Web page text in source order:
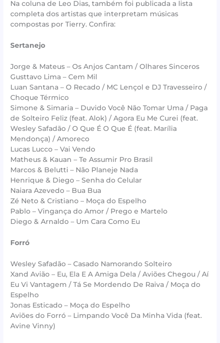
Na coluna de Leo Dias, também foi publicada a lista
completa dos artistas que interpretam músicas
compostas por Tierry. Confira:
Sertanejo
Jorge & Mateus – Os Anjos Cantam / Olhares Sinceros
Gusttavo Lima – Cem Mil
Luan Santana – O Recado / MC Lençol e DJ Travesseiro /
Choque Térmico
Simone & Simaria – Duvido Você Não Tomar Uma / Paga
de Solteiro Feliz (feat. Alok) / Agora Eu Me Curei (feat.
Wesley Safadão / O Que É O Que É (feat. Marília
Mendonça) / Amoreco
Lucas Lucco – Vai Vendo
Matheus & Kauan – Te Assumir Pro Brasil
Marcos & Belutti – Não Planeje Nada
Henrique & Diego – Senha do Celular
Naiara Azevedo – Bua Bua
Zé Neto & Cristiano – Moça do Espelho
Pablo – Vingança do Amor / Prego e Martelo
Diego & Arnaldo – Um Cara Como Eu
Forró
Wesley Safadão – Casado Namorando Solteiro
Xand Avião – Eu, Ela E A Amiga Dela / Aviões Chegou / Aí
Eu Vi Vantagem / Tá Se Mordendo De Raiva / Moça do
Espelho
Jonas Esticado – Moça do Espelho
Aviões do Forró – Limpando Você Da Minha Vida (feat.
Avine Vinny)